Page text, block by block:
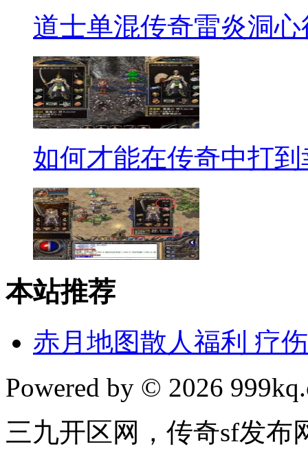
道士单混传奇雷炎洞心
如何才能在传奇中打
本站推荐
赤月地图散人福利 疗
Powered by © 2026
三九开区网，传奇sf发布